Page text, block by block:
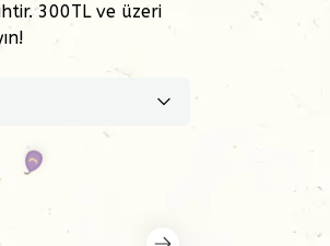
300TL ve üzeri